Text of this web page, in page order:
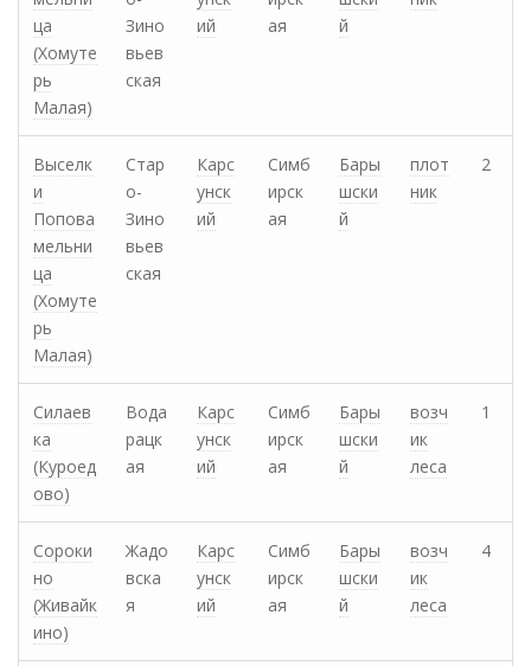
ца
(Хомуте
рь
Малая)
Зино
вьев
ская
ий
ая
й
Выселк
и
Попова
мельни
ца
(Хомуте
рь
Малая)
Стар
о-
Зино
вьев
ская
Карс
унск
ий
Симб
ирск
ая
Бары
шски
й
плот
ник
2
Силаев
ка
(Куроед
ово)
Вода
рацк
ая
Карс
унск
ий
Симб
ирск
ая
Бары
шски
й
возч
ик
леса
1
Сороки
но
(Живайк
ино)
Жадо
вска
я
Карс
унск
ий
Симб
ирск
ая
Бары
шски
й
возч
ик
леса
4